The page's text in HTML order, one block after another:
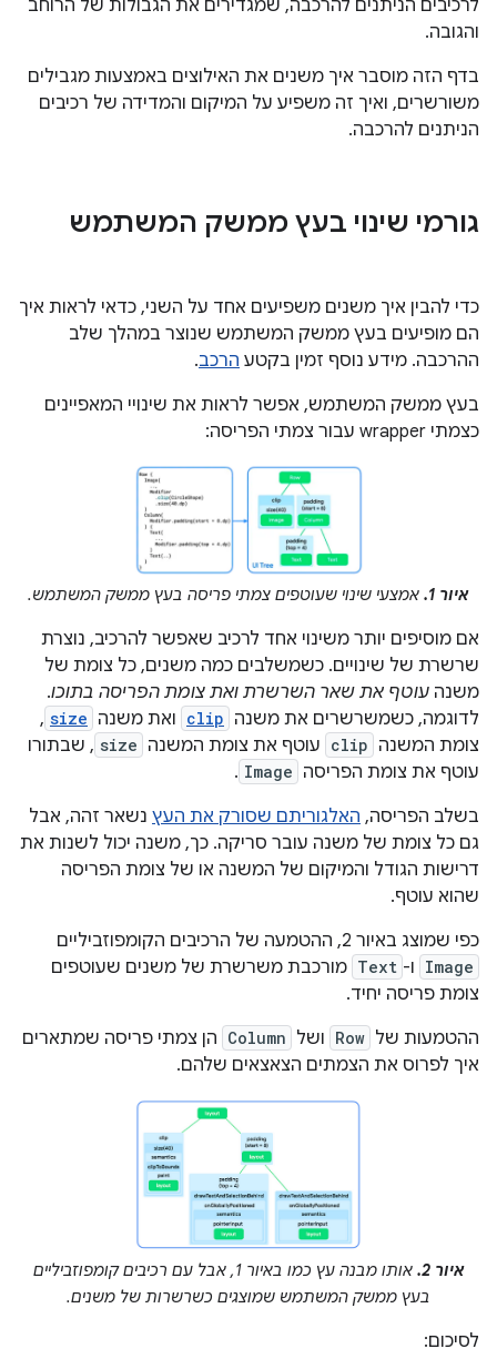
לרכיבים הניתנים להרכבה, שמגדירים את הגבולות של הרוחב
והגובה.
בדף הזה מוסבר איך משנים את האילוצים באמצעות מגבילים
משורשרים, ואיך זה משפיע על המיקום והמדידה של רכיבים
הניתנים להרכבה.
גורמי שינוי בעץ ממשק המשתמש
כדי להבין איך משנים משפיעים אחד על השני, כדאי לראות איך
הם מופיעים בעץ ממשק המשתמש שנוצר במהלך שלב
ההרכבה. מידע נוסף זמין בקטע הרכב.
בעץ ממשק המשתמש, אפשר לראות את שינויי המאפיינים
כצמתי wrapper עבור צמתי הפריסה:
איור 1. אמצעי שינוי שעוטפים צמתי פריסה בעץ ממשק המשתמש.
אם מוסיפים יותר משינוי אחד לרכיב שאפשר להרכיב, נוצרת
שרשרת של שינויים. כשמשלבים כמה משנים, כל צומת של
משנה עוטף את שאר השרשרת ואת צומת הפריסה בתוכו.
לדוגמה, כשמשרשרים את משנה clip ואת משנה size
,
צומת המשנה clip עוטף את צומת המשנה size , שבתורו
עוטף את צומת הפריסה Image
.
בשלב הפריסה, האלגוריתם שסורק את העץ נשאר זהה, אבל
גם כל צומת של משנה עובר סריקה. כך, משנה יכול לשנות את
דרישות הגודל והמיקום של המשנה או של צומת הפריסה
שהוא עוטף.
כפי שמוצג באיור 2, ההטמעה של הרכיבים הקומפוזביליים
Image ו- Text מורכבת משרשרת של משנים שעוטפים
צומת פריסה יחיד.
ההטמעות של Row ושל Column הן צמתי פריסה שמתארים
איך לפרוס את הצמתים הצאצאים שלהם.
איור 2.
אותו מבנה עץ כמו באיור 1, אבל עם רכיבים קומפוזביליים
בעץ ממשק המשתמש שמוצגים כשרשרות של משנים.
לסיכום: